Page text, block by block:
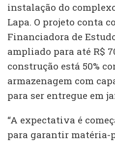
instalação do
Lapa. O projeto conta
Financiadora de
ampliado para até R$
construção está 50%
armazenagem com
para ser entregue em
“A expectativa é
para garantir matéria-
Grupo
vai
R$
700
O
Grupo
que
atua
O
volume
a
empresa
“A
gente
abrindo
negociação
A
empresa
uma
diretoria
O
montante
soma
ao
“A
expectativa
começar
a
Projeção
O
Grupo
espera
elevar
Em
uma
fase,
a
Em
2024,
grupo
anunciou
O
farelo
com
esmagamento
O
grupo
anunciou
em
“Normalmente,
empresas
eram
do
Cibelle
Bouças
Globo
Rural